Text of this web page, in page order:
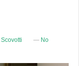
— No